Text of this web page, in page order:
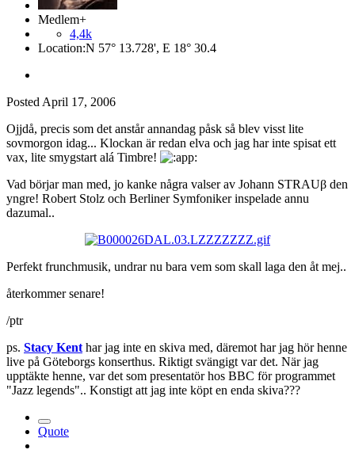
Medlem+
4,4k
Location:N 57° 13.728', E 18° 30.4
Posted April 17, 2006
Ojjdå, precis som det anstår annandag påsk så blev visst lite
sovmorgon idag... Klockan är redan elva och jag har inte spisat ett
vax, lite smygstart alá Timbre!
Vad börjar man med, jo kanke några valser av Johann STRAUβ den
yngre! Robert Stolz och Berliner Symfoniker inspelade annu
dazumal..
Perfekt frunchmusik, undrar nu bara vem som skall laga den åt mej..
återkommer senare!
/ptr
ps. Stacy Kent har jag inte en skiva med, däremot har jag hör henne
live på Göteborgs konserthus. Riktigt svängigt var det. När jag
upptäkte henne, var det som presentatör hos BBC för programmet
"Jazz legends".. Konstigt att jag inte köpt en enda skiva???
Quote